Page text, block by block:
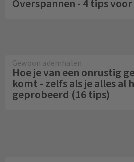
Overspannen - 4 tips
Gewoon ademhalen
Hoe je van een onrustig
komt - zelfs als je alles al
geprobeerd (16 tips)